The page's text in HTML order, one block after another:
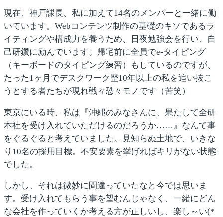
現在、神戸課長、私に加えて14名のメンバーと一緒に働
いています。Webコンテンツ制作の基礎のキソであるラ
イティングや構成力を養うため、日夜勉強会を行い、自
己研鑽に励んでいます。帰宅前に全員でe-タイピング
（キーボードのタイピング練習）もしているのですが、
たった1ヶ月でデスクワーク歴10年以上の私を追い抜こ
うとする者たちが現れ戦々恐々モノです（苦笑）
東京にいる時、私は『沖縄のみなさんに、果たして全研
本社を受け入れていただけるのだろうか……』なんて事
をぐるぐると考えていました。見知らぬ土地で、いきな
り10名の採用目標。不安要素を挙げればキリがない状態
でした。
しかし、それは微妙に間違っていたなと今では思いま
す。受け入れてもらう事を望むんじゃなく、一緒にどん
な会社を作っていくか考える方が正しいし、 楽し～い(*